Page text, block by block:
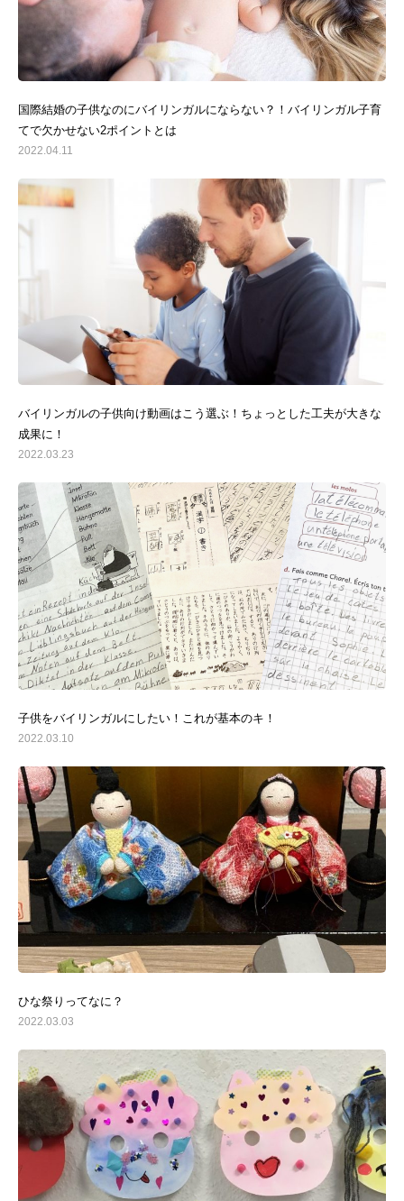
国際結婚の子供なのにバイリンガルにならない？！バイリンガル子育
てで欠かせない2ポイントとは
2022.04.11
バイリンガルの子供向け動画はこう選ぶ！ちょっとした工夫が大きな
成果に！
2022.03.23
子供をバイリンガルにしたい！これが基本のキ！
2022.03.10
ひな祭りってなに？
2022.03.03